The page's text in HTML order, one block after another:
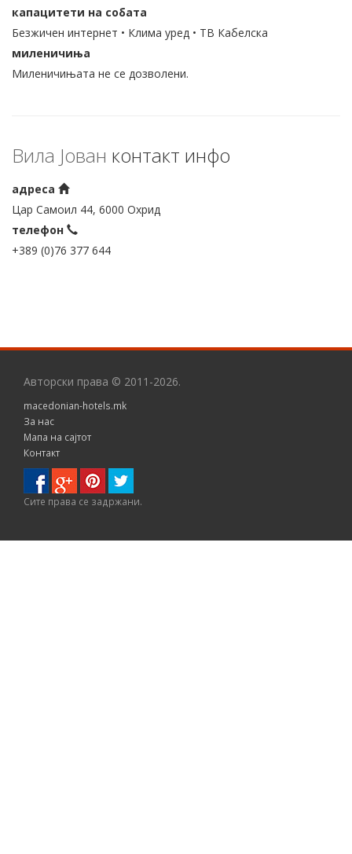
капацитети на собата
Безжичен интернет • Клима уред • ТВ Кабелска
миленичиња
Миленичињата не се дозволени.
Вила Јован контакт инфо
адреса
Цар Самоил 44, 6000 Охрид
телефон
+389 (0)76 377 644
Авторски права © 2011-2026.
macedonian-hotels.mk
За нас
Мапа на сајтот
Контакт
Сите правa се задржани.